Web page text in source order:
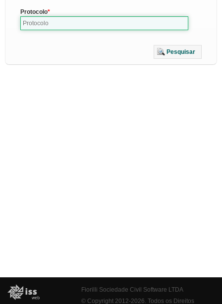
Protocolo
Pesquisar
Fiorilli Sociedade Civil Software LTDA
© Copyright 2012-2026. Todos os Direitos